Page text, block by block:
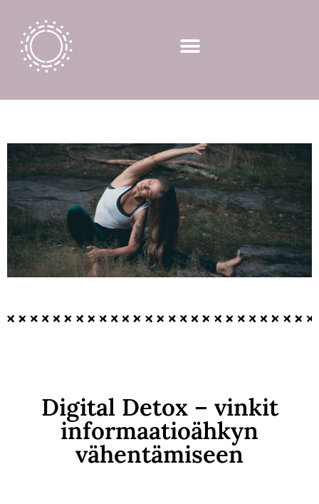
Digital Detox – vinkit
informaatioähkyn
vähentämiseen